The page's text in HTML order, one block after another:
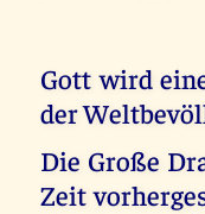
Gott wird
der
Die Große
Zeit